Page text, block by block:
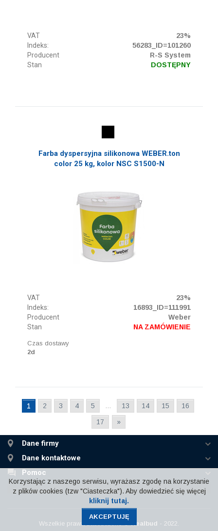
VAT
23%
Indeks:
56283_ID=101260
Producent
R-S System
Stan
DOSTĘPNY
Farba dyspersyjna silikonowa WEBER.ton
color 25 kg, kolor NSC S1500-N
VAT
23%
Indeks:
16893_ID=111991
Producent
Weber
Stan
NA ZAMÓWIENIE
Czas dostawy
2d
1 2 3 4 5 … 13 14 15 16
17 »
Dane firmy
Dane kontaktowe
Pomoc
Wszelkie prawa zastrzeżone ©Realbud - 2022.
Korzystając z naszego serwisu, wyrażasz zgodę na korzystanie
z plików cookies (tzw "Ciasteczka"). Aby dowiedzieć się więcej
kliknij tutaj.
AKCEPTUJĘ